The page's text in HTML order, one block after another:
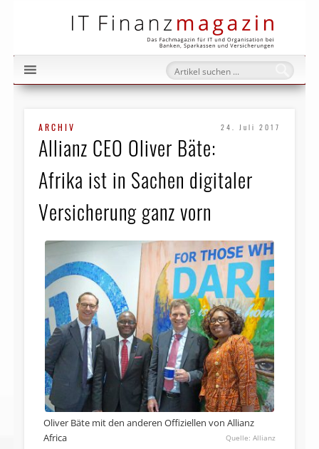
ARCHIV 24. Juli 2017
Allianz CEO Oliver Bäte:
Afrika ist in Sachen digitaler
Versicherung ganz vorn
Oliver Bäte mit den anderen Offiziellen von Allianz
Africa
Allianz